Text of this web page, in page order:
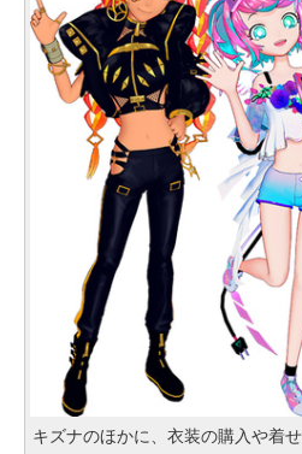
キズナのほかに、衣装の購入や着